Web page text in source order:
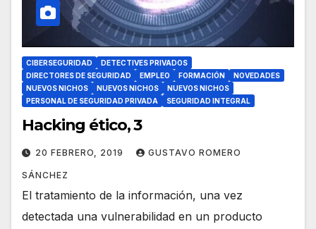
CIBERSEGURIDAD
DETECTIVES PRIVADOS
DIRECTORES DE SEGURIDAD
EMPLEO FORMACIÓN
NOVEDADES
NUEVOS NICHOS
NUEVOS NICHOS
NUEVOS NICHOS
PERSONAL DE SEGURIDAD PRIVADA
SEGURIDAD INTEGRAL
Hacking ético, 3
20 FEBRERO, 2019 GUSTAVO ROMERO
SÁNCHEZ
El tratamiento de la información, una vez
detectada una vulnerabilidad en un producto